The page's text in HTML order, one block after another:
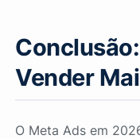
Vender
O Meta Ads em